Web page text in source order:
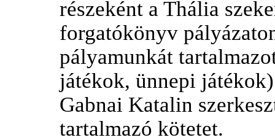
részeként a Thália
forgatókönyv
pályamunkát
játékok, ünnepi
Gabnai Katalin
tartalmazó kötetet.